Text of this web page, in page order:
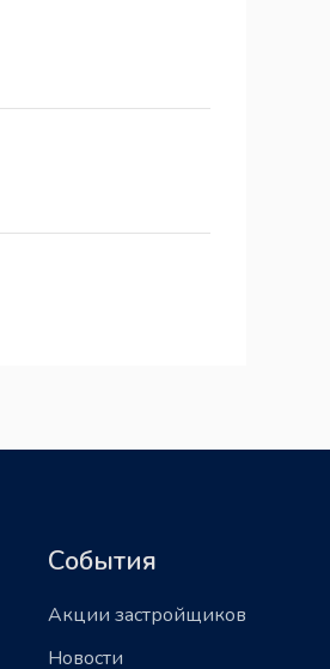
События
Акции застройщиков
Новости